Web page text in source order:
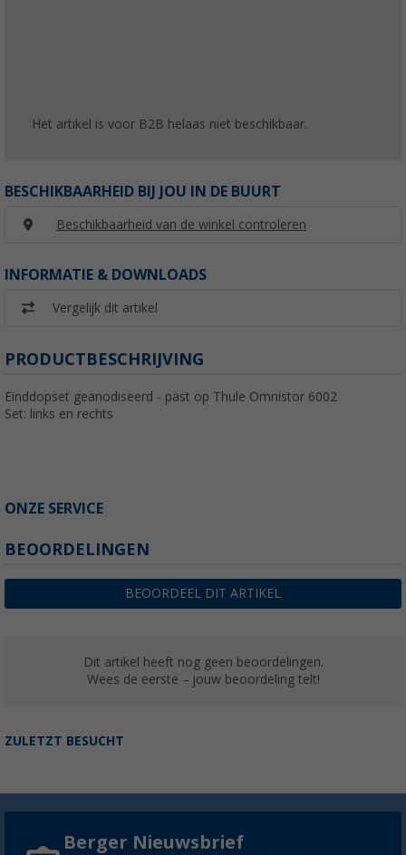
Het artikel is voor B2B helaas niet beschikbaar.
BESCHIKBAARHEID BIJ JOU IN DE BUURT
Beschikbaarheid van de winkel controleren
INFORMATIE & DOWNLOADS
Vergelijk dit artikel
PRODUCTBESCHRIJVING
Einddopset geanodiseerd - past op Thule Omnistor 6002
Set: links en rechts
ONZE SERVICE
BEOORDELINGEN
BEOORDEEL DIT ARTIKEL
Dit artikel heeft nog geen beoordelingen.
Wees de eerste – jouw beoordeling telt!
ZULETZT BESUCHT
Berger Nieuwsbrief